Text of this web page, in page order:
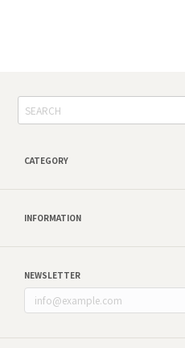
CATEGORY
INFORMATION
NEWSLETTER